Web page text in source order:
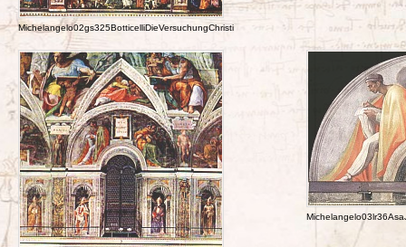
Michelangelo02gs325BotticelliDieVersuchungChristi